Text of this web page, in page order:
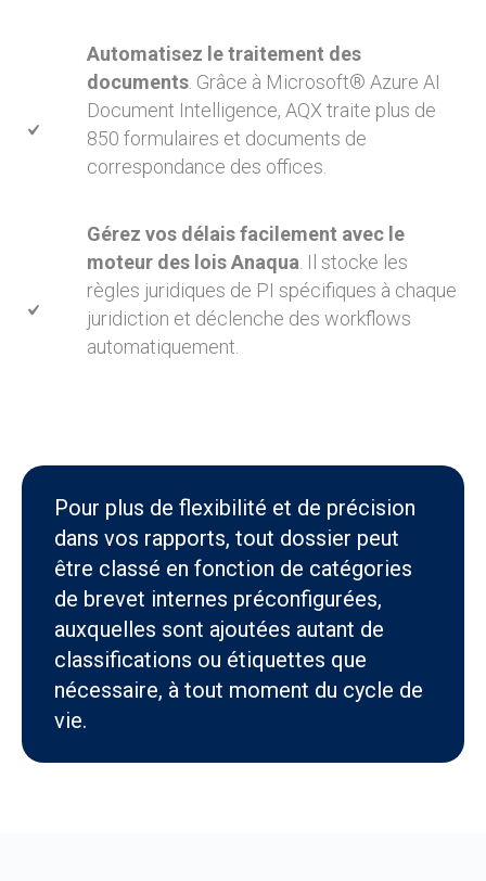
Automatisez le traitement des
documents. Grâce à Microsoft® Azure AI
Document Intelligence, AQX traite plus de
850 formulaires et documents de
correspondance des offices.
Gérez vos délais facilement avec le
moteur des lois Anaqua. Il stocke les
règles juridiques de PI spécifiques à chaque
juridiction et déclenche des workflows
automatiquement.
Pour plus de flexibilité et de précision
dans vos rapports, tout dossier peut
être classé en fonction de catégories
de brevet internes préconfigurées,
auxquelles sont ajoutées autant de
classifications ou étiquettes que
nécessaire, à tout moment du cycle de
vie.